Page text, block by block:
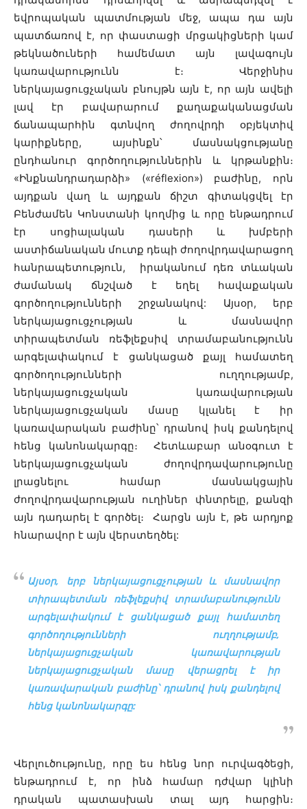
եվրոպական պատմության մեջ, ապա դա այն
պատճառով է, որ փաստացի մրցակիցների կամ
թեկնածուների համեմատ այն լավագույն
կառավարությունն է։ Վերջինիս
ներկայացուցչական բնույթն այն է, որ այն ավելի
լավ էր բավարարում քաղաքականացման
ճանապարհին գտնվող ժողովրդի օբյեկտիվ
կարիքները, այսինքն՝ մասնակցությանը
ընդհանուր գործողություններին և կրթանքին։
«Ինքնանդրադարձի» («réflexion») բաժինը, որն
այդքան վաղ և այդքան ճիշտ գիտակցվել էր
Բենժամեն Կոնստանի կողմից և որը ենթադրում
էր սոցիալական դասերի և խմբերի
աստիճանական մուտք դեպի ժողովրդավարացող
հանրապետություն, իրականում դեռ տևական
ժամանակ ճնշված է եղել հավաքական
գործողությունների շրջանակով: Այսօր, երբ
ներկայացուցչության և մասնավոր
տիրապետման ռեֆլեքսիվ տրամաբանությունն
արգելափակում է ցանկացած քայլ համատեղ
գործողությունների ուղղությամբ,
ներկայացուցչական կառավարության
ներկայացուցչական մասը կլանել է իր
կառավարական բաժինը՝դրանով իսկ քանդելով
հենց կանոնակարգը։ Հետևաբար անօգուտ է
ներկայացուցչական ժողովրդավարությունը
լրացնելու համար մասնակցային
ժողովրդավարության ուղիներ փնտրելը, քանզի
այն դադարել է գործել։ Հարցն այն է, թե արդյոք
հնարավոր է այն վերստեղծել:
Այսօր, երբ ներկայացուցչության և մասնավոր
տիրապետման ռեֆլեքսիվ տրամաբանությունն
արգելափակում է ցանկացած քայլ համատեղ
գործողությունների ուղղությամբ,
ներկայացուցչական կառավարության
ներկայացուցչական մասը վերացրել է իր
կառավարական բաժինը՝դրանով իսկ քանդելով
հենց կանոնակարգը:
Վերլուծությունը, որը ես հենց նոր ուրվագծեցի,
ենթադրում է, որ ինձ համար դժվար կլինի
դրական պատասխան տալ այդ հարցին։